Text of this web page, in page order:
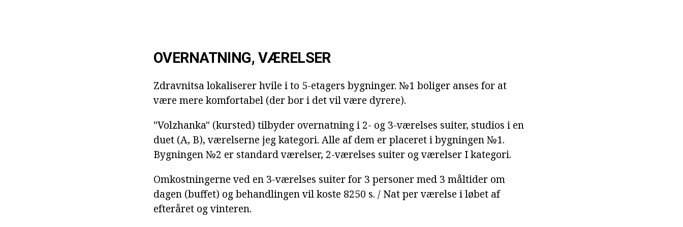
OVERNATNING, VÆRELSER
Zdravnitsa lokaliserer hvile i to 5-etagers bygninger. №1 boliger anses for at
være mere komfortabel (der bor i det vil være dyrere).
"Volzhanka" (kursted) tilbyder overnatning i 2- og 3-værelses suiter, studios i en
duet (A, B), værelserne jeg kategori. Alle af dem er placeret i bygningen №1.
Bygningen №2 er standard værelser, 2-værelses suiter og værelser I kategori.
Omkostningerne ved en 3-værelses suiter for 3 personer med 3 måltider om
dagen (buffet) og behandlingen vil koste 8250 s. / Nat per værelse i løbet af
efteråret og vinteren.